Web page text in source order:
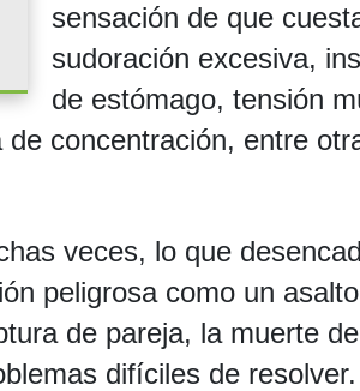
sensación de que
sudoración excesiva,
de estómago, tensión
concentración, entre
veces, lo que
peligrosa como un
de pareja, la muerte
difíciles de resolver.